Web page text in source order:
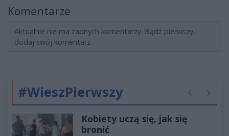
Komentarze
Aktualnie nie ma żadnych komentarzy. Bądź pierwszy,
dodaj swój komentarz.
#WieszPierwszy Poprzednie
Kobiety uczą się, jak się
bronić